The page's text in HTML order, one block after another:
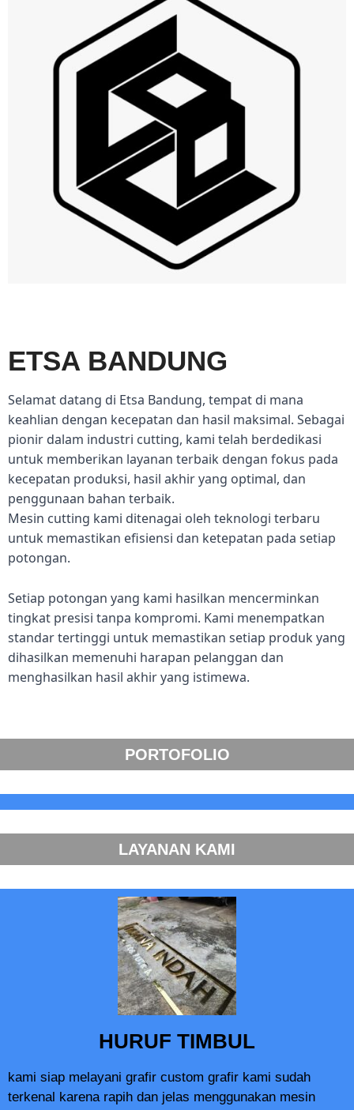
ETSA BANDUNG
Selamat datang di Etsa Bandung, tempat di mana
keahlian dengan kecepatan dan hasil maksimal. Sebagai
pionir dalam industri cutting, kami telah berdedikasi
untuk memberikan layanan terbaik dengan fokus pada
kecepatan produksi, hasil akhir yang optimal, dan
penggunaan bahan terbaik.
Mesin cutting kami ditenagai oleh teknologi terbaru
untuk memastikan efisiensi dan ketepatan pada setiap
potongan.
Setiap potongan yang kami hasilkan mencerminkan
tingkat presisi tanpa kompromi. Kami menempatkan
standar tertinggi untuk memastikan setiap produk yang
dihasilkan memenuhi harapan pelanggan dan
menghasilkan hasil akhir yang istimewa.
PORTOFOLIO
LAYANAN KAMI
HURUF TIMBUL
kami siap melayani grafir custom grafir kami sudah
terkenal karena rapih dan jelas menggunakan mesin